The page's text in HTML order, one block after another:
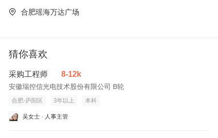
合肥瑶海万达广场
猜你喜欢
采购工程师 8-12k
安徽瑞控信光电技术股份有限公司 B轮
合肥-庐阳区 3年以上 本科
吴女士 · 人事主管